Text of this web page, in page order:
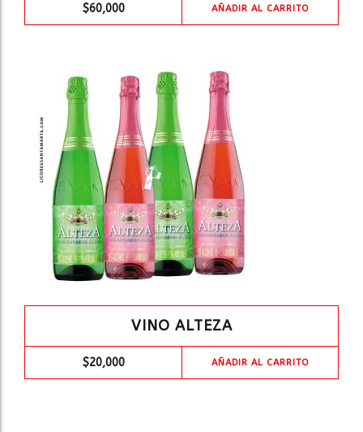
$60,000 AÑADIR AL CARRITO
VINO ALTEZA
$20,000 AÑADIR AL CARRITO